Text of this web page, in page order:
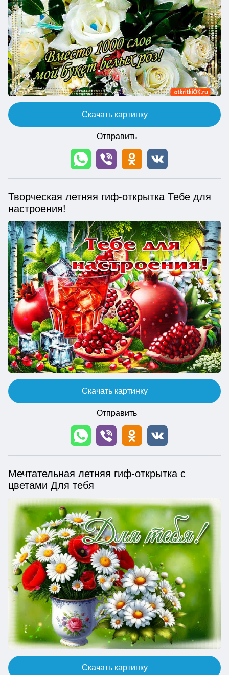
Скачать картинку
Отправить
Творческая летняя гиф-открытка Тебе для
настроения!
Скачать картинку
Отправить
Мечтательная летняя гиф-открытка с
цветами Для тебя
Скачать картинку